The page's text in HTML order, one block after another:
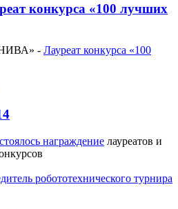
конкурса «100 лучших
- Лауреат конкурса «100
награждение лауреатов и